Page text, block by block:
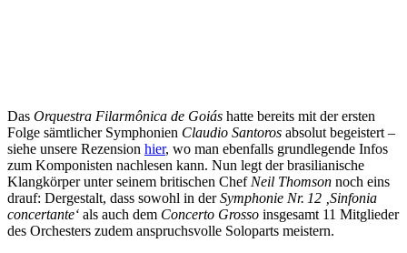
Das Orquestra Filarmônica de Goiás hatte bereits mit der ersten
Folge sämtlicher Symphonien Claudio Santoros absolut begeistert –
siehe unsere Rezension hier, wo man ebenfalls grundlegende Infos
zum Komponisten nachlesen kann. Nun legt der brasilianische
Klangkörper unter seinem britischen Chef Neil Thomson noch eins
drauf: Dergestalt, dass sowohl in derSymphonie Nr. 12 ‚Sinfonia
concertante‘ als auch dem Concerto Grosso insgesamt 11 Mitglieder
des Orchesters zudem anspruchsvolle Soloparts meistern.